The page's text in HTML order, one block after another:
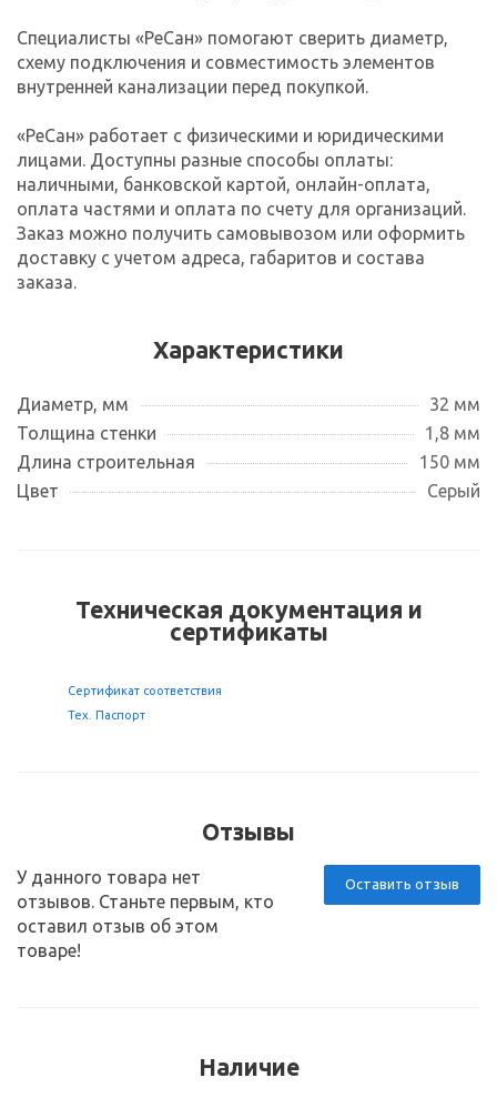
Специалисты «РеСан» помогают сверить диаметр,
схему подключения и совместимость элементов
внутренней канализации перед покупкой.
«РеСан» работает с физическими и юридическими
лицами. Доступны разные способы оплаты:
наличными, банковской картой, онлайн-оплата,
оплата частями и оплата по счету для организаций.
Заказ можно получить самовывозом или оформить
доставку с учетом адреса, габаритов и состава
заказа.
Характеристики
Диаметр, мм
32 мм
Толщина стенки
1,8 мм
Длина строительная
150 мм
Цвет
Серый
Техническая документация и
сертификаты
Сертификат соответствия
Тех. Паспорт
Отзывы
Оставить отзыв
У данного товара нет
отзывов. Станьте первым, кто
оставил отзыв об этом
товаре!
Наличие